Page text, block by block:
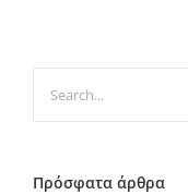
Search
Πρόσφατα άρθρα